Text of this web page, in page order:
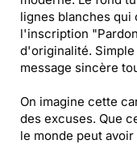
lignes blanches qui
l'inscription
d'originalité.
message sincère
On imagine cette
des excuses. Que
le monde peut